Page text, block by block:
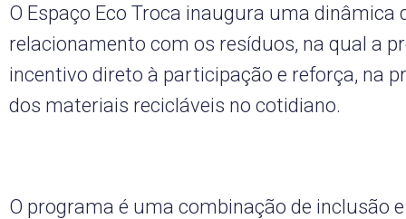
O Espaço Eco Troca inaugura uma dinâmica
relacionamento com os resíduos, na qual a
incentivo direto à participação e reforça, na
dos materiais recicláveis no cotidiano.
O programa é uma combinação de inclusão e